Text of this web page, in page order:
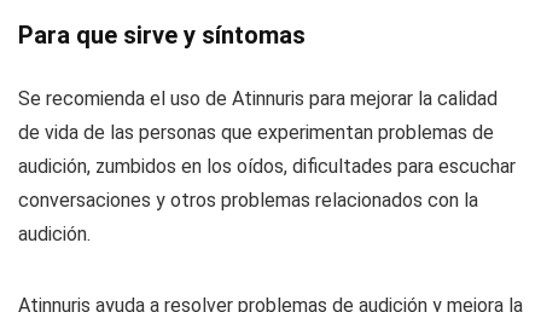
Para que sirve y síntomas
Se recomienda el uso de Atinnuris para mejorar la calidad
de vida de las personas que experimentan problemas de
audición, zumbidos en los oídos, dificultades para escuchar
conversaciones y otros problemas relacionados con la
audición.
Atinnuris ayuda a resolver problemas de audición y mejora la